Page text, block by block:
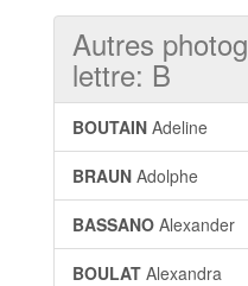
Autres
lettre: B
BOUTAIN Adeline
BRAUN Adolphe
BASSANO Alexander
BOULAT Alexandra